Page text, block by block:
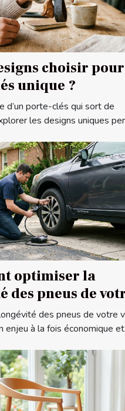
choisir
unique ?
d’un porte-clés qui sort de
les designs uniques
optimiser la
des pneus de
?
des pneus de votre
enjeu à la fois économique